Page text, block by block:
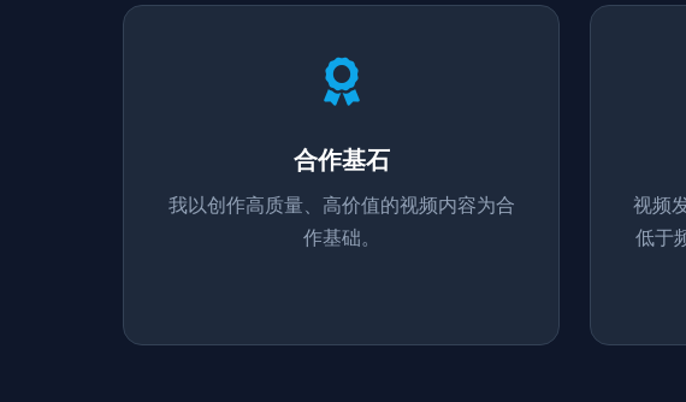
合作基石
我以创作高质量、高价值的视频内容为合
作基础。
视频
低于